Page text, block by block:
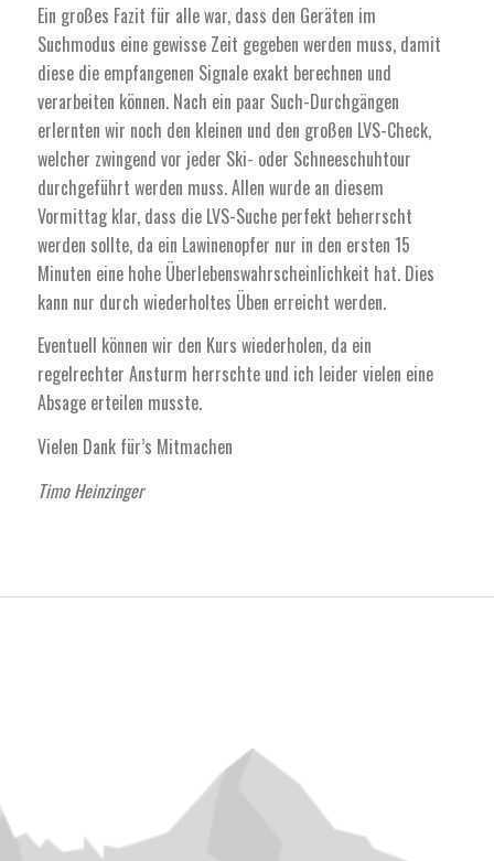
Ein großes Fazit für alle war, dass den Geräten im
Suchmodus eine gewisse Zeit gegeben werden muss, damit
diese die empfangenen Signale exakt berechnen und
verarbeiten können. Nach ein paar Such-Durchgängen
erlernten wir noch den kleinen und den großen LVS-Check,
welcher zwingend vor jeder Ski- oder Schneeschuhtour
durchgeführt werden muss. Allen wurde an diesem
Vormittag klar, dass die LVS-Suche perfekt beherrscht
werden sollte, da ein Lawinenopfer nur in den ersten 15
Minuten eine hohe Überlebenswahrscheinlichkeit hat. Dies
kann nur durch wiederholtes Üben erreicht werden.
Eventuell können wir den Kurs wiederholen, da ein
regelrechter Ansturm herrschte und ich leider vielen eine
Absage erteilen musste.
Vielen Dank für’s Mitmachen
Timo Heinzinger